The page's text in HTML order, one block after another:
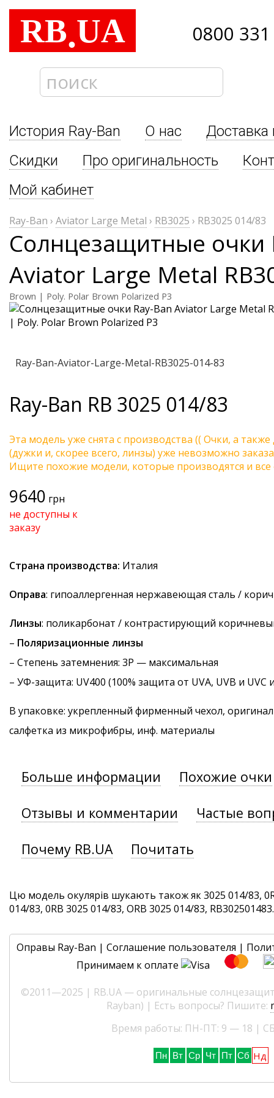
RB.UA 0800
История Ray-Ban О нас
Доставка
Скидки
Про оригинальность
Мой кабинет
Ray-Ban › Aviator Large Metal › RB3025 › RB3025 014/83
Солнцезащитные очки
Aviator Large Metal
Brown | Poly. Polar Brown Polarized P3
Ray-Ban-Aviator-Large-Metal-RB3025-014-83
Ray-Ban RB 3025 014/83
Эта модель уже снята с производства (( Очки, а
(дужки и, скорее всего, линзы) уже невозможно
Ищите похожие модели, которые производятся и
9640 грн
не доступны к
заказу
Страна производства: Италия
Оправа: гипоаллергенная нержавеющая сталь /
Линзы: поликарбонат / контрастирующий
– Поляризационные линзы
– Степень затемнения: 3P — максимальная
– УФ-защита: UV400 (100% защита от UVA, UVB и UVC
В упаковке: укрепленный фирменный чехол,
салфетка из микрофибры, инф. материалы
Больше информации Похожие очки
Отзывы и комментарии Частые
Почему RB.UA Почитать
Цю модель окулярів шукають також як 3025 014/83,
014/83, 0RB 3025 014/83, ORB 3025 014/83,
Оправы Ray-Ban | Соглашение пользователя |
Принимаем к оплате
©2011—2025 | RB.UA — оригинальные
Rayban) | Есть вопросы? Пишите:
Время работы: ПН-ПТ: 9 — 18 |
Пн Вт Ср Чт Пт Сб Нд